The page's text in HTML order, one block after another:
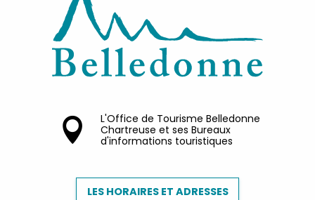
L'Office de Tourisme Belledonne
Chartreuse et ses Bureaux
d'informations touristiques
LES HORAIRES ET ADRESSES